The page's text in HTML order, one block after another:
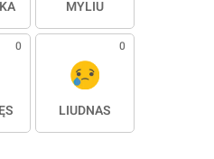
MYLIU
0 0
LIŪDNAS